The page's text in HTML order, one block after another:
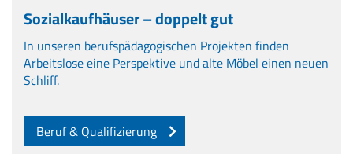
Sozialkaufhäuser – doppelt gut
In unseren berufspädagogischen Projekten finden
Arbeitslose eine Perspektive und alte Möbel einen neuen
Schliff.
Beruf & Qualifizierung